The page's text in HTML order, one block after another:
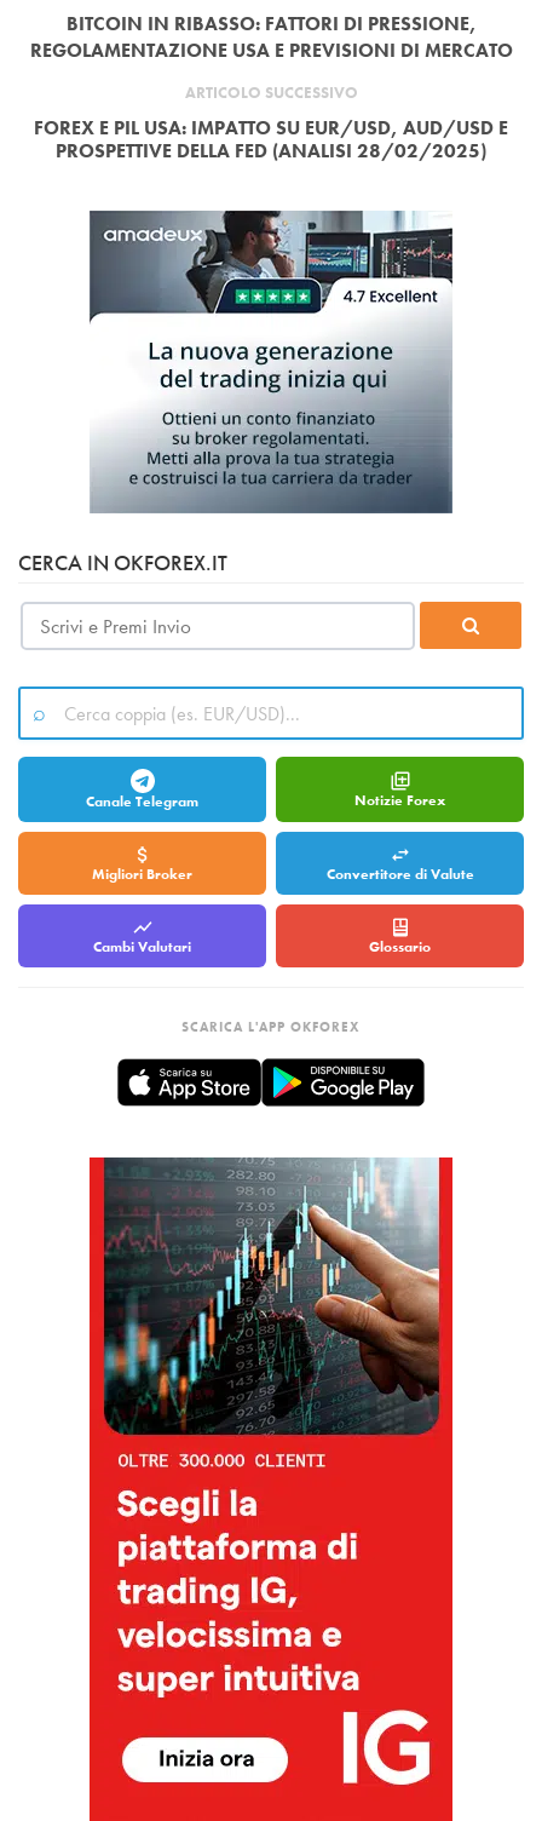
BITCOIN IN RIBASSO: FATTORI DI PRESSIONE,
REGOLAMENTAZIONE USA E PREVISIONI DI MERCATO
ARTICOLO SUCCESSIVO
FOREX E PIL USA: IMPATTO SU EUR/USD, AUD/USD E
PROSPETTIVE DELLA FED (ANALISI 28/02/2025)
CERCA IN OKFOREX.IT
Canale Telegram Notizie Forex
Migliori Broker Convertitore di Valute
Cambi Valutari Glossario
SCARICA L'APP OKFOREX